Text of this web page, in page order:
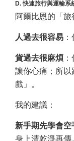
D. 快速旅行與運輸系
阿爾比恩的「旅
人過去很容易
貨過去很麻煩
讓你心痛；所以
戲」。
我的建議：
新手期先學會空
身上清乾淨再傳